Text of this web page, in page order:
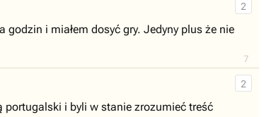
7
2
i miałem dosyć gry. Jedyny plus że nie
2
portugalski i byli w stanie zrozumieć treść